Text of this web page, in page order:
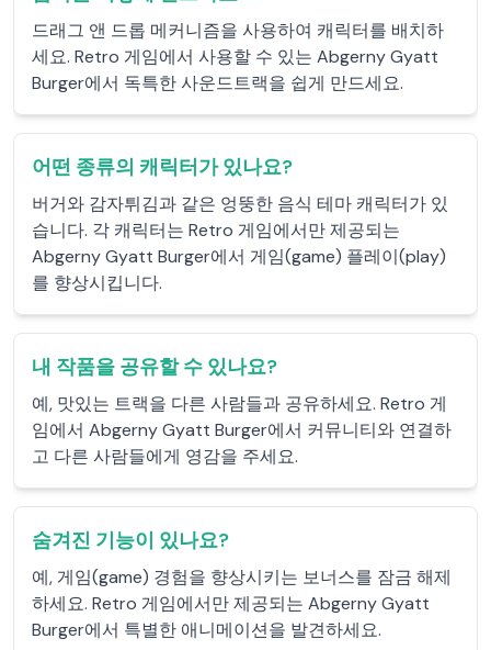
드래그 앤 드롭 메커니즘을 사용하여 캐릭터를 배치하
세요. Retro 게임에서 사용할 수 있는 Abgerny Gyatt
Burger에서 독특한 사운드트랙을 쉽게 만드세요.
어떤 종류의 캐릭터가 있나요?
버거와 감자튀김과 같은 엉뚱한 음식 테마 캐릭터가 있
습니다. 각 캐릭터는 Retro 게임에서만 제공되는
Abgerny Gyatt Burger에서 게임(game) 플레이(play)
를 향상시킵니다.
내 작품을 공유할 수 있나요?
예, 맛있는 트랙을 다른 사람들과 공유하세요. Retro 게
임에서 Abgerny Gyatt Burger에서 커뮤니티와 연결하
고 다른 사람들에게 영감을 주세요.
숨겨진 기능이 있나요?
예, 게임(game) 경험을 향상시키는 보너스를 잠금 해제
하세요. Retro 게임에서만 제공되는 Abgerny Gyatt
Burger에서 특별한 애니메이션을 발견하세요.